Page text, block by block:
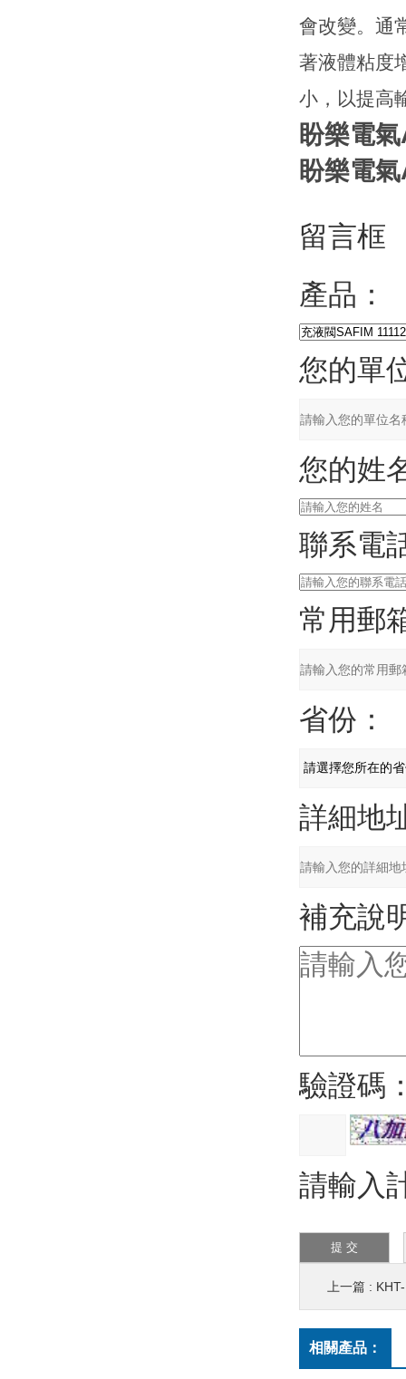
會改變。通
著液體粘度
小，以提高
盼樂電
盼樂電
留言框
產品：
您的單
您的姓
聯系電
常用郵
省份：
詳細地
補充說
驗證碼
請輸入
上一篇 : KHT-
相關產品：